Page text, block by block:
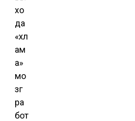
хо
да
«хл
ам
а»
мо
зг
ра
бот